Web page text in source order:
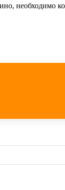
необходимо